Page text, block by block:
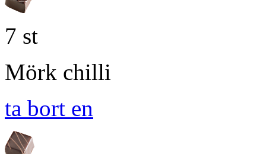
7 st
Mörk chilli
ta bort en